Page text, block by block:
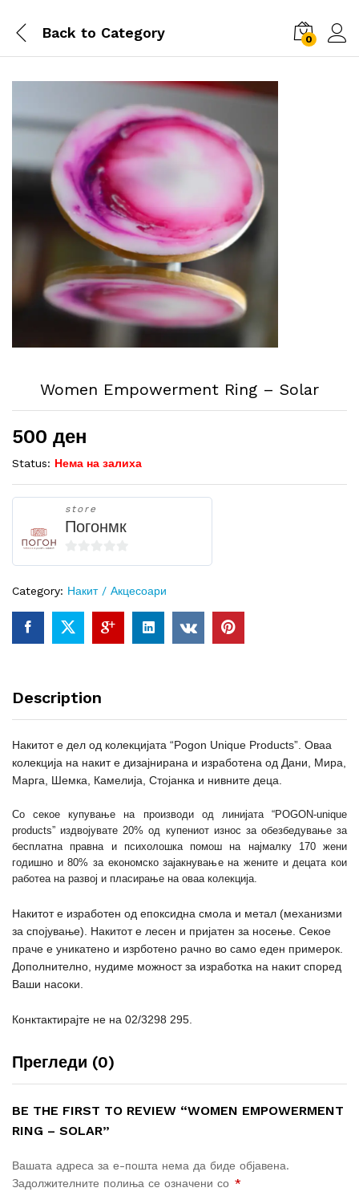
Back to Category 0
Women Empowerment Ring – Solar
500 ден
Status: Нема на залиха
store
Погонмк
0
u
t
o
Category: Накит / Акцесоари
Description
Накитот е дел од колекцијата “Pogon Unique Products” . Оваа
колекција на накит е дизајнирана и изработена од Дани, Мира,
Марга, Шемка, Камелија, Стојанка и нивните деца.
Со секое купување на производи од линијата “POGON-unique
products” издвојувате 20% од купениот износ за обезбедување за
бесплатна правна и психолошка помош на најмалку 170 жени
годишно и 80% за економско зајакнување на жените и децата кои
работеа на развој и пласирање на оваа колекција.
Накитот е изработен од епоксидна смола и метал (механизми
за спојување). Накитот е лесен и пријатен за носење. Секое
праче е уникатено и изрботено рачно во само еден примерок.
Дополнително, нудиме можност за изработка на накит според
Ваши насоки.
Конктактирајте не на 02/3298 295.
Прегледи (0)
BE THE FIRST TO REVIEW “WOMEN EMPOWERMENT
RING – SOLAR”
Вашата адреса за е-пошта нема да биде објавена.
Задолжителните полиња се означени со *